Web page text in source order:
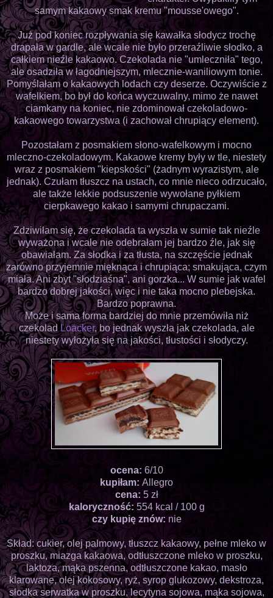
samym kakaowy smak kremu "mousse'owego".
Już pod koniec rozpływania się kawałka słodycz trochę
drapała w gardle, ale wcale nie było przeraźliwie słodko, a
całkiem nieźle kakaowo. Czekolada nie "umleczniła" tego,
ale osadziła w łagodniejszym, mlecznie-waniliowym tonie.
Pomyślałam o kakaowych lodach czy deserze. Oczywiście z
wafelkiem, bo był do końca wyczuwalny, mimo że nawet
ciamkany na koniec, nie zdominował czekoladowo-
kakaowego towarzystwa (i zachował chrupiący element).
Pozostałam z posmakiem słono-wafelkowym i mocno
mleczno-czekoladowym. Kakaowe kremy były w tle, niestety
wraz z posmakiem "kiepskości" (żadnym wyrazistym, ale
jednak). Czułam tłuszcz na ustach, co mnie nieco odrzucało,
ale także lekkie podsuszenie wywołane pyłkiem
cierpkawego kakao i samymi chrupaczami.
Zdziwiłam się, że czekolada ta wyszła w sumie tak nieźle
wyważona i wcale nie odebrałam jej bardzo źle, jak się
obawiałam. Za słodka i za tłusta, na szczęście jednak
zarówno przyjemnie mięknąca i chrupiąca; smakująca, czym
miała. Ani zbyt "słodziaśna", ani gorzka... W sumie jak wafel
bardzo dobrej jakości, więc i nie taka mocno plebejska.
Bardzo poprawna.
Może i sama forma bardziej do mnie przemówiła niż
czekolad Loacker, bo jednak wyszła jak czekolada, ale
niestety wyłożyła się na jakości, tłustości i słodyczy.
ocena: 6/10
kupiłam: Allegro
cena: 5 zł
kaloryczność: 554 kcal / 100 g
czy kupię znów: nie
Skład: cukier, olej palmowy, tłuszcz kakaowy, pełne mleko w
proszku, miazga kakaowa, odtłuszczone mleko w proszku,
laktoza, mąka pszenna, odtłuszczone kakao, masło
klarowane, olej kokosowy, ryż, syrop glukozowy, dekstroza,
słodka serwatka w proszku, lecytyna sojowa, mąka sojowa,